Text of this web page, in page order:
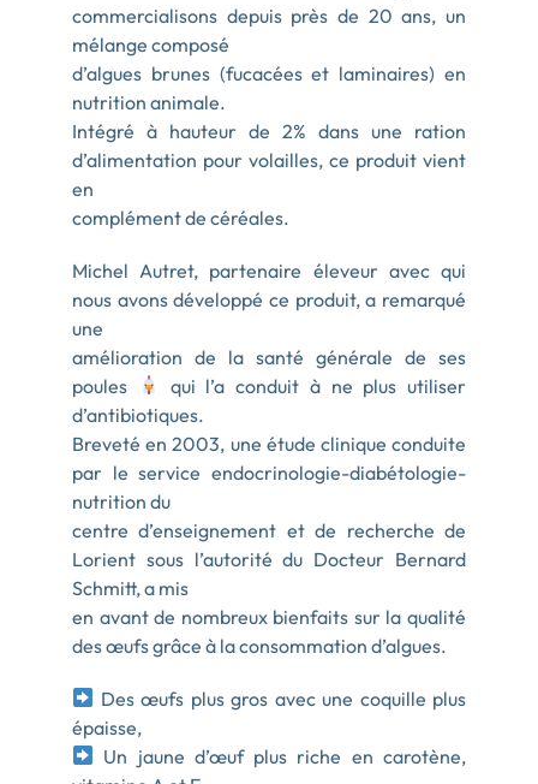
commercialisons depuis près de 20 ans, un
mélange composé
d’algues brunes (fucacées et laminaires) en
nutrition animale.
Intégré à hauteur de 2% dans une ration
d’alimentation pour volailles, ce produit vient
en
complément de céréales.
Michel Autret, partenaire éleveur avec qui
nous avons développé ce produit, a remarqué
une
amélioration de la santé générale de ses
poules
qui l’a conduit à ne plus utiliser
d’antibiotiques.
Breveté en 2003, une étude clinique conduite
par le service endocrinologie-diabétologie-
nutrition du
centre d’enseignement et de recherche de
Lorient sous l’autorité du Docteur Bernard
Schmitt, a mis
en avant de nombreux bienfaits sur la qualité
des œufs grâce à la consommation d’algues.
Des œufs plus gros avec une coquille plus
épaisse,
Un jaune d’œuf plus riche en carotène,